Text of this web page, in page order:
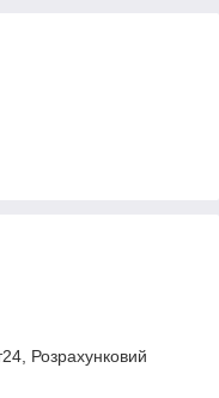
Розрахунковий